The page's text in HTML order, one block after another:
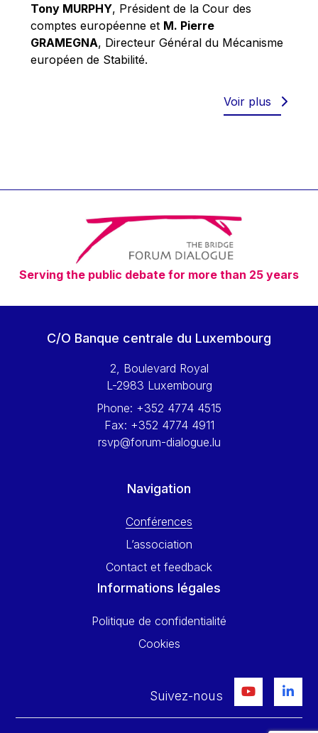
Tony MURPHY, Président de la Cour des
comptes européenne et M. Pierre
GRAMEGNA, Directeur Général du Mécanisme
européen de Stabilité.
Voir plus
Serving the public debate for more than 25 years
C/O Banque centrale du Luxembourg
2, Boulevard Royal
L-2983 Luxembourg
Phone: +352 4774 4515
Fax: +352 4774 4911
rsvp@forum-dialogue.lu
Navigation
Conférences
L’association
Contact et feedback
Informations légales
Politique de confidentialité
Cookies
Suivez-nous